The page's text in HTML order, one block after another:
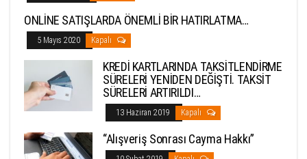
ONLİNE SATIŞLARDA ÖNEMLİ BİR HATIRLATMA…
5 Mayıs 2020 Kapalı
KREDİ KARTLARINDA TAKSİTLENDİRME
SÜRELERİ YENİDEN DEĞİŞTİ. TAKSİT
SÜRELERİ ARTIRILDI…
13 Haziran 2019 Kapalı
“Alışveriş Sonrası Cayma Hakkı”